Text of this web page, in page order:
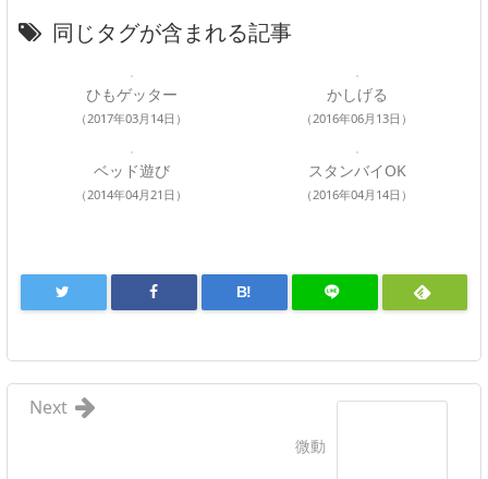
同じタグが含まれる記事
ひもゲッター
（2017年03月14日）
かしげる
（2016年06月13日）
ベッド遊び
（2014年04月21日）
スタンバイOK
（2016年04月14日）
B!
微動
Next